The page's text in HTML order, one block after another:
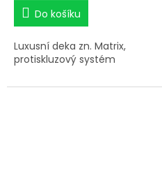
Do košíku
Luxusní deka zn. Matrix,
protiskluzový systém